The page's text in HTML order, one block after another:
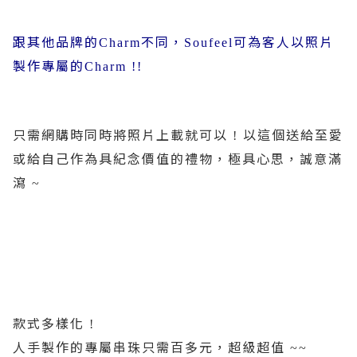
跟其他品牌的Charm不同， Soufeel 可為客人以照片
製作專屬的Charm !!
只需網購時同時將照片上載就可以 ! 以這個送給至愛
或給自己作為具紀念價值的禮物，極具心思，誠意滿
瀉 ~
款式多樣化 !
人手製作的專屬串珠只需百多元，超級超值 ~~